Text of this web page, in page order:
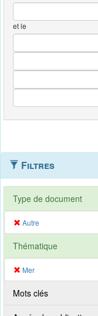
et le
Filtres
Type de document
Autre
Thématique
Mer
Mots clés